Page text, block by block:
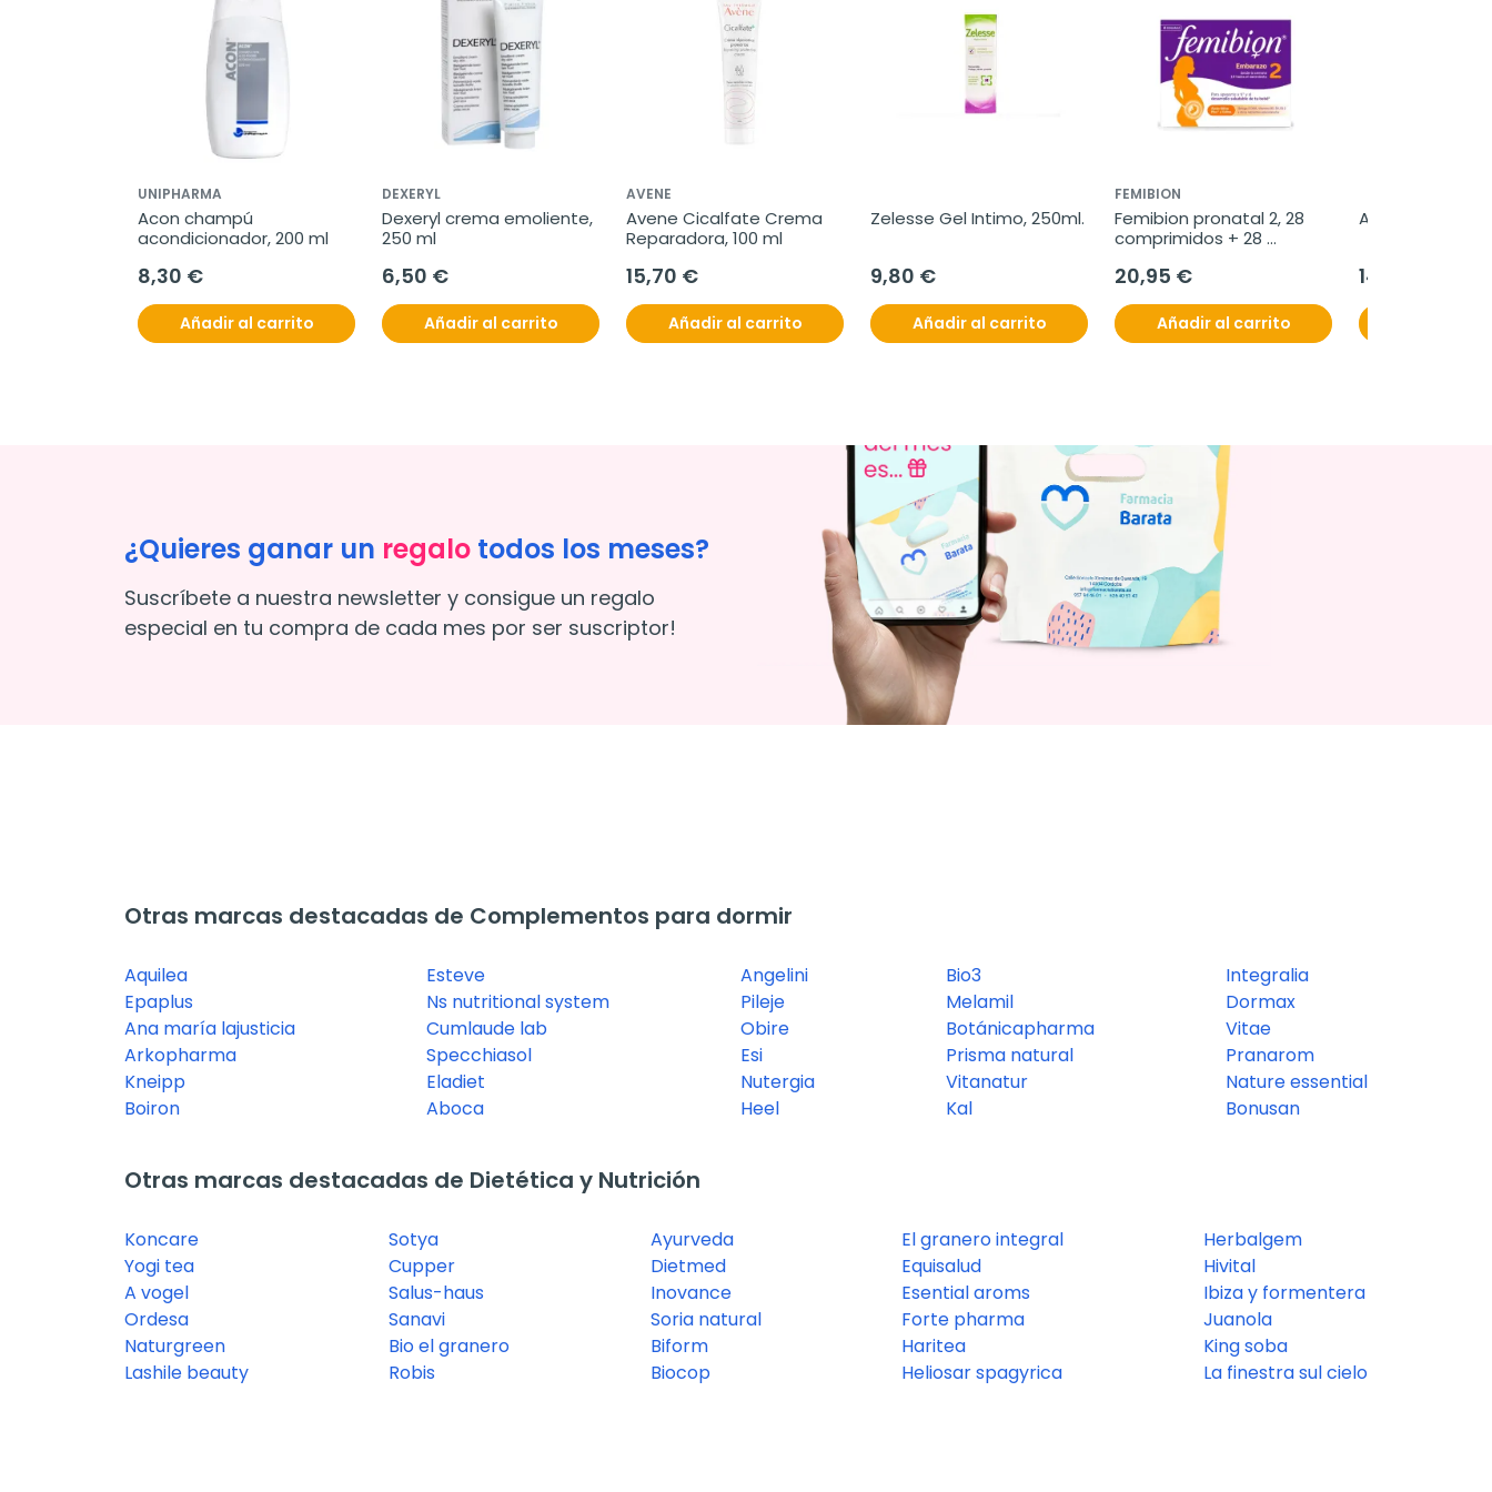
UNIPHARMA
Acon champú
acondicionador, 200 ml
8,30 €
Añadir al carrito
DEXERYL
Dexeryl crema emoliente,
250 ml
6,50 €
Añadir al carrito
AVENE
Avene Cicalfate Crema
Reparadora, 100 ml
15,70 €
Añadir al carrito
Zelesse Gel Intimo, 250ml.
9,80 €
Añadir al carrito
FEMIBION
Femibion pronatal 2, 28
comprimidos + 28
20,95 €
Añadir al carrito
Audiovit, 30
14,95 €
¿Quieres ganar un regalo todos los meses?
Suscríbete a nuestra newsletter y consigue un regalo
especial en tu compra de cada mes por ser suscriptor!
Otras marcas destacadas de Complementos para dormir
Aquilea
Epaplus
Ana maría lajusticia
Arkopharma
Kneipp
Boiron
Esteve
Ns nutritional system
Cumlaude lab
Specchiasol
Eladiet
Aboca
Angelini
Pileje
Obire
Esi
Nutergia
Heel
Bio3
Melamil
Botánicapharma
Prisma natural
Vitanatur
Kal
Integralia
Dormax
Vitae
Pranarom
Nature essential
Bonusan
Otras marcas destacadas de Dietética y Nutrición
Koncare
Yogi tea
A vogel
Ordesa
Naturgreen
Lashile beauty
Sotya
Cupper
Salus-haus
Sanavi
Bio el granero
Robis
Ayurveda
Dietmed
Inovance
Soria natural
Biform
Biocop
El granero integral
Equisalud
Esential aroms
Forte pharma
Haritea
Heliosar spagyrica
Herbalgem
Hivital
Ibiza y formentera
Juanola
King soba
La finestra sul cielo